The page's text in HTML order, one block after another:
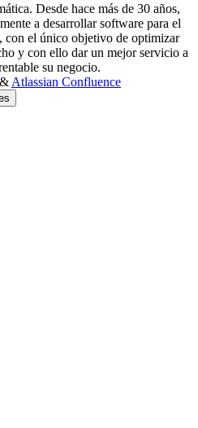
Desde hace más de 30 años,
a desarrollar software para el
con el único objetivo de optimizar
y con ello dar un mejor servicio a
su negocio.
& Atlassian Confluence